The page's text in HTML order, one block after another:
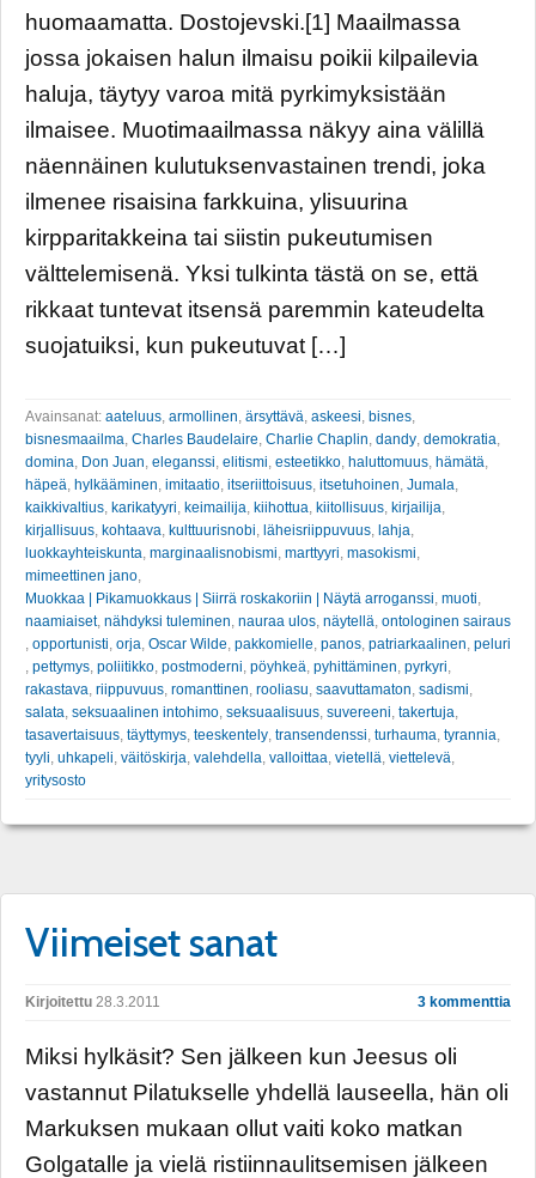
huomaamatta. Dostojevski.[1] Maailmassa
jossa jokaisen halun ilmaisu poikii kilpailevia
haluja, täytyy varoa mitä pyrkimyksistään
ilmaisee. Muotimaailmassa näkyy aina välillä
näennäinen kulutuksenvastainen trendi, joka
ilmenee risaisina farkkuina, ylisuurina
kirpparitakkeina tai siistin pukeutumisen
välttelemisenä. Yksi tulkinta tästä on se, että
rikkaat tuntevat itsensä paremmin kateudelta
suojatuiksi, kun pukeutuvat […]
Avainsanat: aateluus armollinen ärsyttävä askeesi bisnes
bisnesmaailma Charles Baudelaire Charlie Chaplin dandy demokratia
domina Don Juan eleganssi elitismi esteetikko haluttomuus hämätä
häpeä hylkääminen imitaatio itseriittoisuus itsetuhoinen Jumala
kaikkivaltius karikatyyri keimailija kiihottua kiitollisuus kirjailija
kirjallisuus kohtaava kulttuurisnobi läheisriippuvuus lahja
luokkayhteiskunta marginaalisnobismi marttyyri masokismi
mimeettinen jano
Muokkaa | Pikamuokkaus | Siirrä roskakoriin | Näytä arroganssi muoti
naamiaiset, nähdyksi tuleminen nauraa ulos näytellä ontologinen sairaus
opportunisti orja Oscar Wilde pakkomielle panos patriarkaalinen peluri
pettymys poliitikko postmoderni pöyhkeä pyhittäminen pyrkyri
rakastava riippuvuus romanttinen rooliasu saavuttamaton sadismi
salata seksuaalinen intohimo seksuaalisuus suvereeni takertuja
tasavertaisuus täyttymys teeskentely transendenssi turhauma tyrannia
tyyli uhkapeli väitöskirja valehdella valloittaa vietellä viettelevä
yritysosto
Viimeiset sanat
Kirjoitettu 28.3.2011 3 kommenttia
Miksi hylkäsit? Sen jälkeen kun Jeesus oli
vastannut Pilatukselle yhdellä lauseella, hän oli
Markuksen mukaan ollut vaiti koko matkan
Golgatalle ja vielä ristiinnaulitsemisen jälkeen